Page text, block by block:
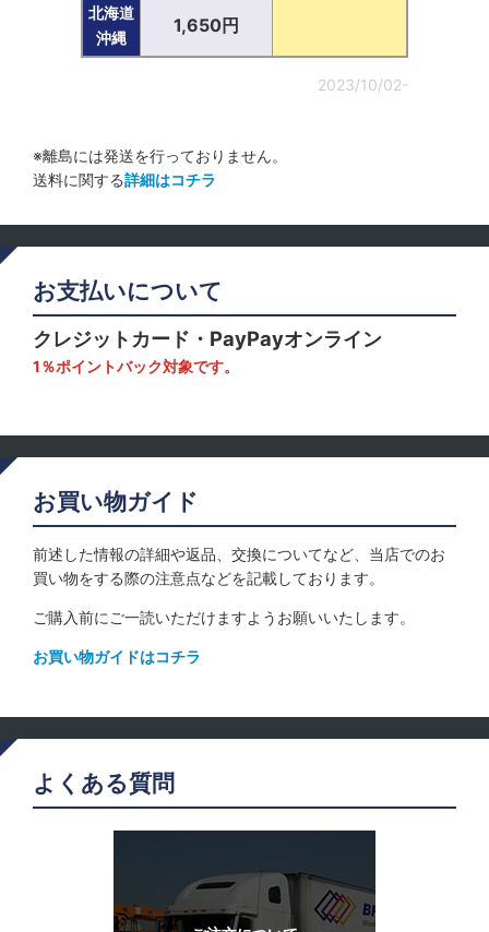
北海道
沖縄
1,650円
2023/10/02-
※離島には発送を行っておりません。
送料に関する詳細はコチラ
お支払いについて
クレジットカード・PayPayオンライン
1％ポイントバック対象です。
お買い物ガイド
前述した情報の詳細や返品、交換についてなど、当店でのお
買い物をする際の注意点などを記載しております。
ご購入前にご一読いただけますようお願いいたします。
お買い物ガイドはコチラ
よくある質問